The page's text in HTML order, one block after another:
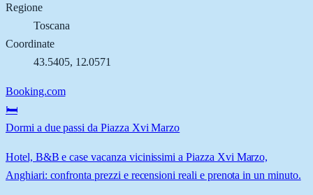
Regione
Toscana
Coordinate
43.5405, 12.0571
Booking.com
🛏️
Dormi a due passi da Piazza Xvi Marzo
Hotel, B&B e case vacanza vicinissimi a Piazza Xvi Marzo,
Anghiari: confronta prezzi e recensioni reali e prenota in un minuto.